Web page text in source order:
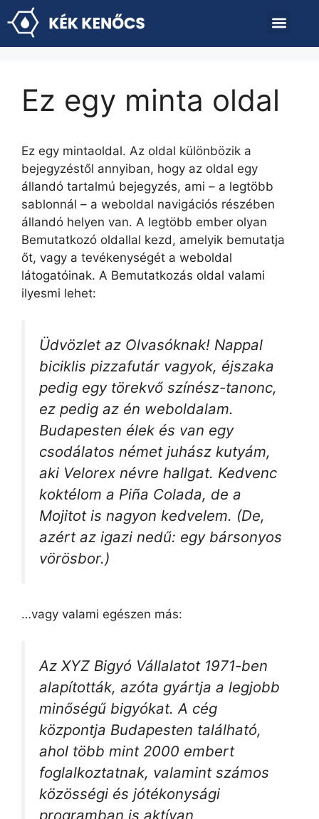
Ez egy minta oldal
Ez egy mintaoldal. Az oldal különbözik a
bejegyzéstől annyiban, hogy az oldal egy
állandó tartalmú bejegyzés, ami – a legtöbb
sablonnál – a weboldal navigációs részében
állandó helyen van. A legtöbb ember olyan
Bemutatkozó oldallal kezd, amelyik bemutatja
őt, vagy a tevékenységét a weboldal
látogatóinak. A Bemutatkozás oldal valami
ilyesmi lehet:
Üdvözlet az Olvasóknak! Nappal
biciklis pizzafutár vagyok, éjszaka
pedig egy törekvő színész-tanonc,
ez pedig az én weboldalam.
Budapesten élek és van egy
csodálatos német juhász kutyám,
aki Velorex névre hallgat. Kedvenc
koktélom a Piña Colada, de a
Mojitot is nagyon kedvelem. (De,
azért az igazi nedű: egy bársonyos
vörösbor.)
…vagy valami egészen más:
Az XYZ Bigyó Vállalatot 1971-ben
alapították, azóta gyártja a legjobb
minőségű bigyókat. A cég
központja Budapesten található,
ahol több mint 2000 embert
foglalkoztatnak, valamint számos
közösségi és jótékonysági
programban is aktívan